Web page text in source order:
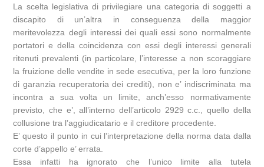
La scelta legislativa di privilegiare una categoria di soggetti a
discapito di un’altra in conseguenza della maggior
meritevolezza degli interessi dei quali essi sono normalmente
portatori e della coincidenza con essi degli interessi generali
ritenuti prevalenti (in particolare, l’interesse a non scoraggiare
la fruizione delle vendite in sede esecutiva, per la loro funzione
di garanzia recuperatoria dei crediti), non e’ indiscriminata ma
incontra a sua volta un limite, anch’esso normativamente
previsto, che e’, all’interno dell’articolo 2929 c.c., quello della
collusione tra l’aggiudicatario e il creditore procedente.
E’ questo il punto in cui l’interpretazione della norma data dalla
corte d’appello e’ errata.
Essa infatti ha ignorato che l’unico limite alla tutela